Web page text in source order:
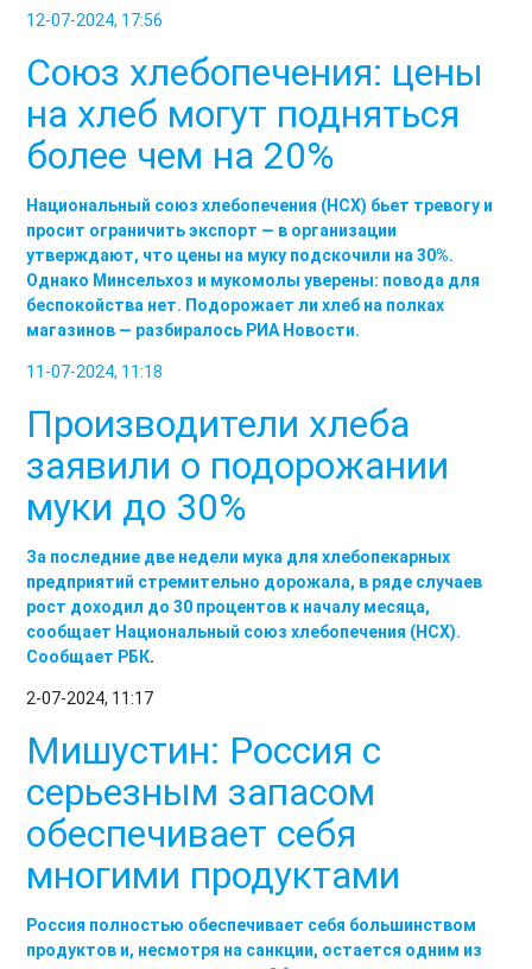
12-07-2024, 17:56
Союз хлебопечения: цены
на хлеб могут подняться
более чем на 20%
Национальный союз хлебопечения (НСХ) бьет тревогу и
просит ограничить экспорт — в организации
утверждают, что цены на муку подскочили на 30%.
Однако Минсельхоз и мукомолы уверены: повода для
беспокойства нет. Подорожает ли хлеб на полках
магазинов — разбиралось РИА Новости.
11-07-2024, 11:18
Производители хлеба
заявили о подорожании
муки до 30%
За последние две недели мука для хлебопекарных
предприятий стремительно дорожала, в ряде случаев
рост доходил до 30 процентов к началу месяца,
сообщает Национальный союз хлебопечения (НСХ).
Сообщает РБК.
2-07-2024, 11:17
Мишустин: Россия с
серьезным запасом
обеспечивает себя
многими продуктами
Россия полностью обеспечивает себя большинством
продуктов и, несмотря на санкции, остается одним из